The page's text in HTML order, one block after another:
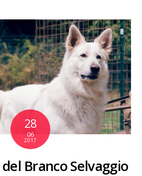
28
06
2017
Branco Selvaggio